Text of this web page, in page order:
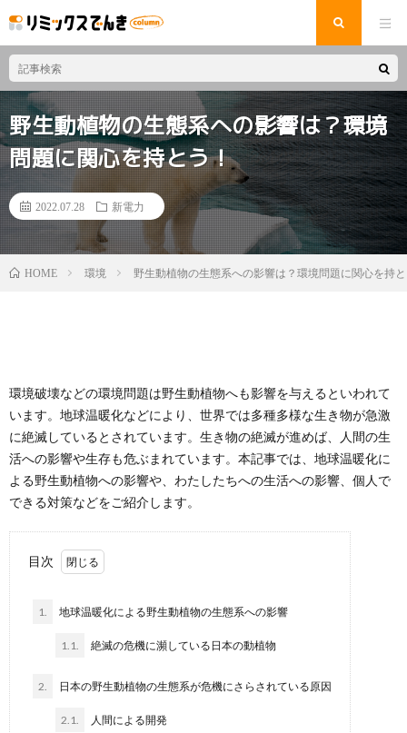
野生動植物の生態系への影響は？環境
問題に関心を持とう！
2022.07.28 新電力
HOME 環境 野生動植物の生態系への影響は？環境問題に関心を持
環境破壊などの環境問題は野生動植物へも影響を与えるといわれて
います。地球温暖化などにより、世界では多種多様な生き物が急激
に絶滅しているとされています。生き物の絶滅が進めば、人間の生
活への影響や生存も危ぶまれています。本記事では、地球温暖化に
よる野生動植物への影響や、わたしたちへの生活への影響、個人で
できる対策などをご紹介します。
目次
1. 地球温暖化による野生動植物の生態系への影響
1.1. 絶滅の危機に瀕している日本の動植物
2. 日本の野生動植物の生態系が危機にさらされている原因
2.1. 人間による開発